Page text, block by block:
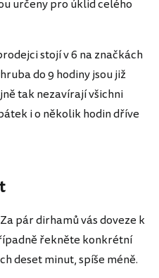
určeny pro úklid celého
stojí v 6 na značkách
do 9 hodiny jsou již
tak nezavírají všichni
i o několik hodin dříve
pár dirhamů vás doveze k
řekněte konkrétní
deset minut, spíše méně.